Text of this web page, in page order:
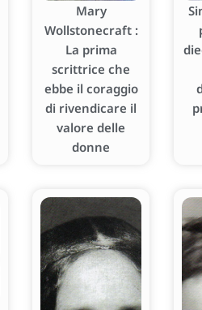
Mary
Wollstonecraft :
La prima
scrittrice che
ebbe il coraggio
di rivendicare il
valore delle
donne